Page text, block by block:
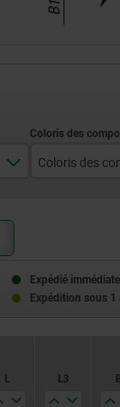
gris
rouge
Expédié
Expédition sous 1
L L3 B
L L3 B